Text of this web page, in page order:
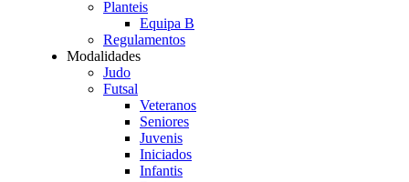
Planteis
Equipa B
Regulamentos
Modalidades
Judo
Futsal
Veteranos
Seniores
Juvenis
Iniciados
Infantis